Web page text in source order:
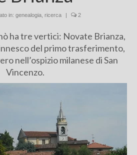
in: genealogia ricerca | 2
ha tre vertici: Novate Brianza,
del primo trasferimento,
nell’ospizio milanese di San
Vincenzo.